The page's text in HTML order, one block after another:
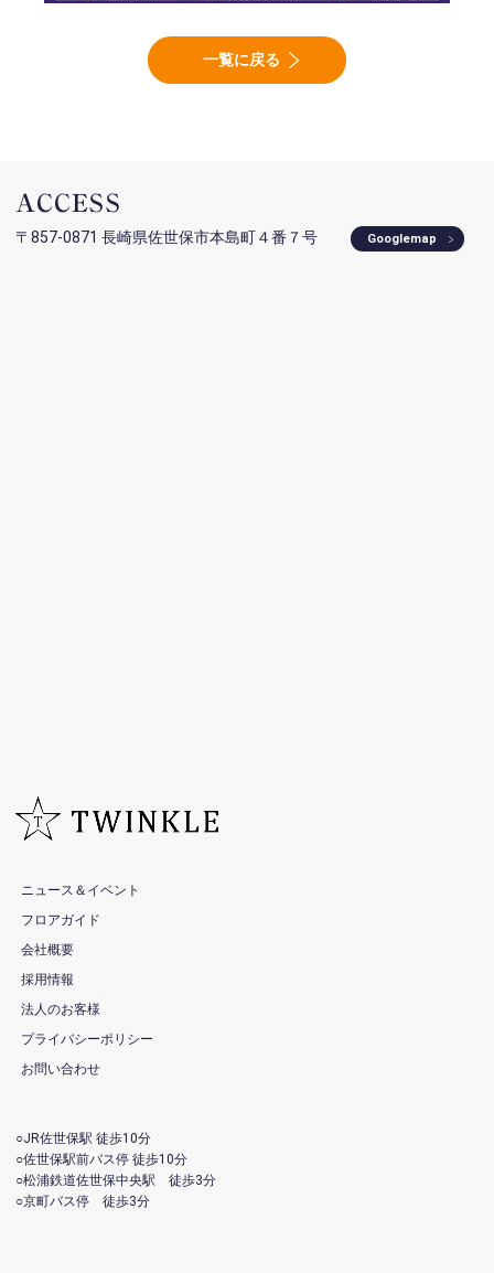
一覧に戻る
ACCESS
〒857-0871 長崎県佐世保市本島町４番７号 Googlemap
ニュース＆イベント
フロアガイド
会社概要
採用情報
法人のお客様
プライバシーポリシー
お問い合わせ
○JR佐世保駅 徒歩10分
○佐世保駅前バス停 徒歩10分
○松浦鉄道佐世保中央駅 徒歩3分
○京町バス停 徒歩3分